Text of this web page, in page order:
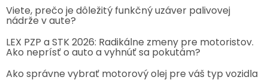
Viete, prečo je dôležitý funkčný uzáver palivovej
nádrže v aute?
LEX PZP a STK 2026: Radikálne zmeny pre motoristov.
Ako neprísť o auto a vyhnúť sa pokutám?
Ako správne vybrať motorový olej pre váš typ vozidla